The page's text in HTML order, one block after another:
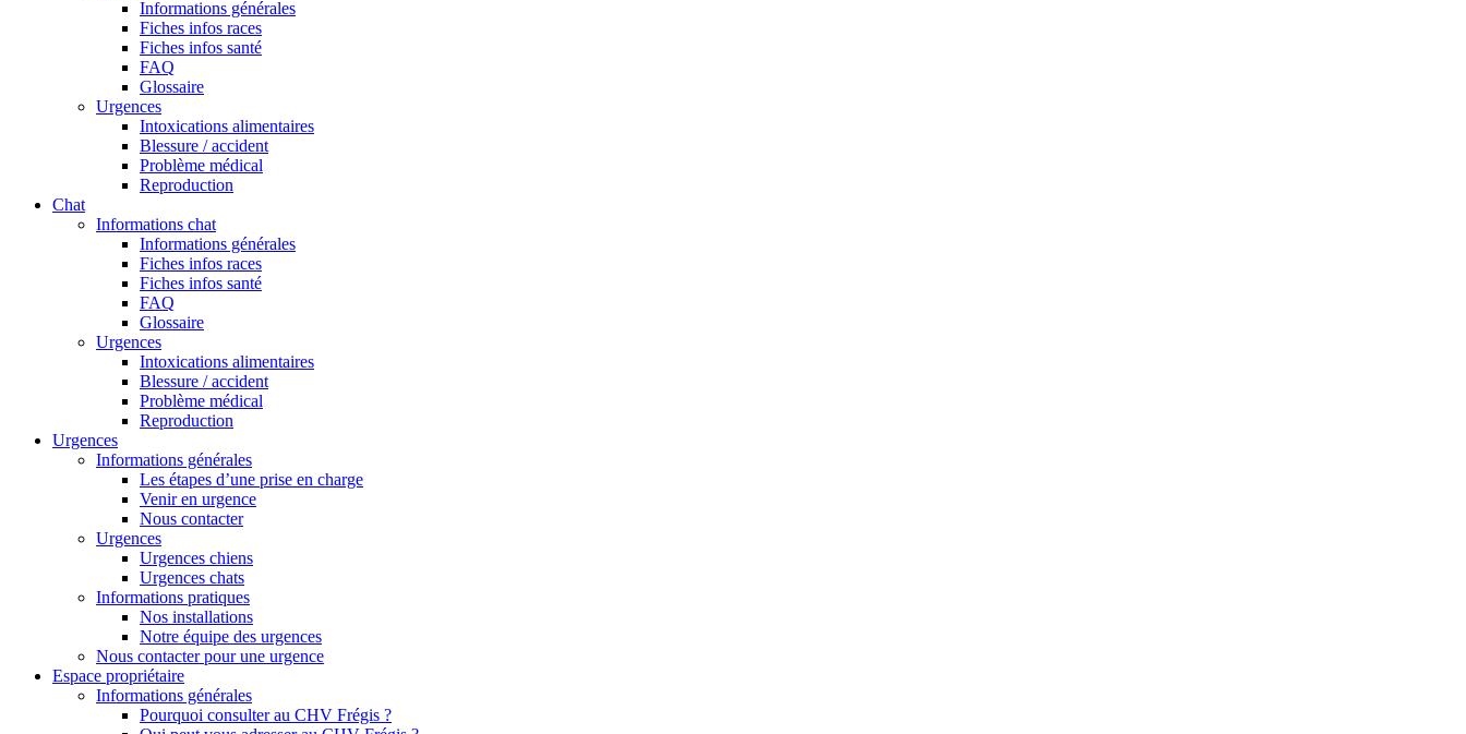
Informations générales
Fiches infos races
Fiches infos santé
FAQ
Glossaire
Urgences
Intoxications alimentaires
Blessure / accident
Problème médical
Reproduction
Chat
Informations chat
Informations générales
Fiches infos races
Fiches infos santé
FAQ
Glossaire
Urgences
Intoxications alimentaires
Blessure / accident
Problème médical
Reproduction
Urgences
Informations générales
Les étapes d’une prise en charge
Venir en urgence
Nous contacter
Urgences
Urgences chiens
Urgences chats
Informations pratiques
Nos installations
Notre équipe des urgences
Nous contacter pour une urgence
Espace propriétaire
Informations générales
Pourquoi consulter au CHV Frégis ?